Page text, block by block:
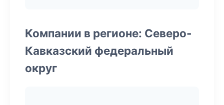
Компании в регионе: Северо-
Кавказский федеральный
округ